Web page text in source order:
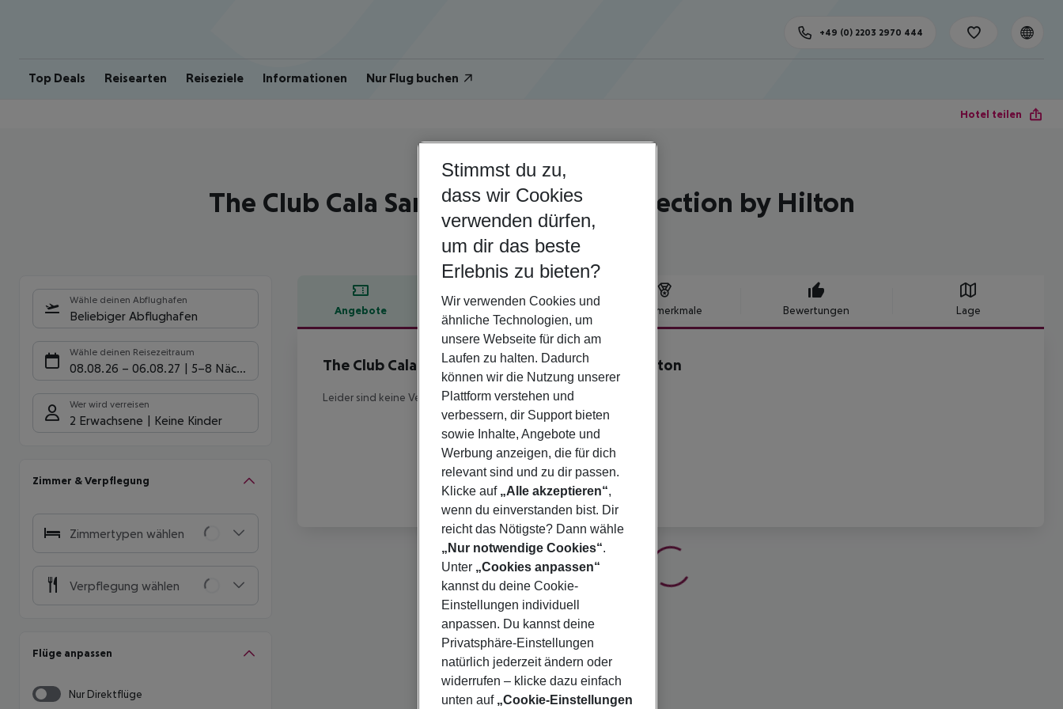
Top Deals Reisearten Reiseziele Informationen Nur Flug buchen
+49 (0) 2203 2970 444
Hotel teilen
Spanien | Ibiza | Puerto de San Miguel
The Club Cala San Miguel, Curio Collection by Hilton
Wähle deinen Abflughafen
Beliebiger Abflughafen
Wähle deinen Reisezeitraum
08.08.26 – 06.08.27 5-8 Nächte
Wer wird verreisen
2 Erwachsene Keine Kinder
Zimmer & Verpflegung
Zimmertypen wählen
Verpflegung wählen
Flüge anpassen
Nur Direktflüge
Angebote Hotelmerkmale Bewertungen Lage
Hotelbeschreibung
The Club Cala San Miguel, Curio Collection by Hilton
Leider sind keine Veranstalterinfomationen verfügbar.
Stimmst du zu,
dass wir Cookies
verwenden dürfen,
um dir das beste
Erlebnis zu bieten?
Wir verwenden Cookies und
ähnliche Technologien, um
unsere Webseite für dich am
Laufen zu halten. Dadurch
können wir die Nutzung unserer
Plattform verstehen und
verbessern, dir Support bieten
sowie Inhalte, Angebote und
Werbung anzeigen, die für dich
relevant sind und zu dir passen.
Klicke auf „Alle akzeptieren“,
wenn du einverstanden bist. Dir
reicht das Nötigste? Dann wähle
„Nur notwendige Cookies“.
Unter „Cookies anpassen“
kannst du deine Cookie-
Einstellungen individuell
anpassen. Du kannst deine
Privatsphäre-Einstellungen
natürlich jederzeit ändern oder
widerrufen – klicke dazu einfach
unten auf „Cookie-Einstellungen